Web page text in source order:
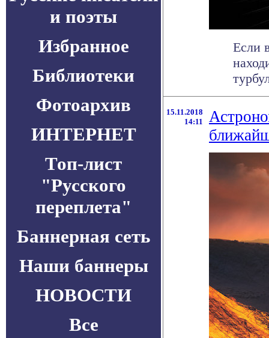
и поэты
Избранное
Библиотеки
Фотоархив
ИНТЕРНЕТ
Топ-лист
"Русского
переплета"
Баннерная сеть
Наши баннеры
НОВОСТИ
Все
Если
15.11.2018
14:11